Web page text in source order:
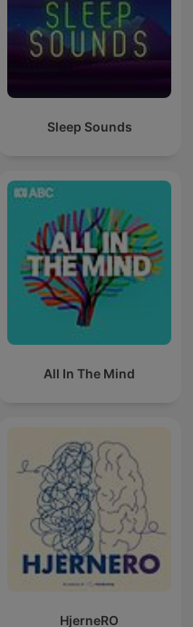
Sleep Sounds
All In The Mind
HjerneRO